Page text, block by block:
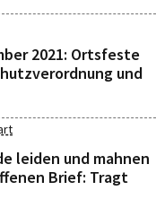
2021: Ortsfeste
und
leiden und mahnen
Brief: Tragt